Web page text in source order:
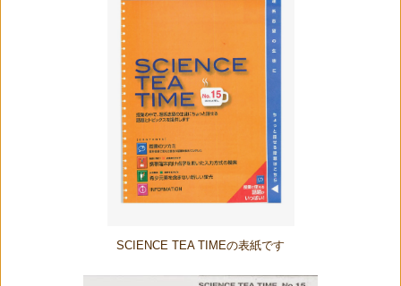
SCIENCE TEA TIMEの表紙です